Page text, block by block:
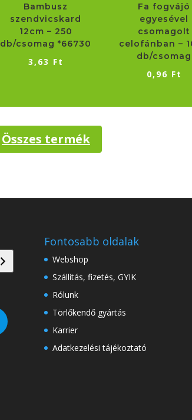
Bambusz
szendvicskard
12cm – 250
db/csomag *66730
3,63 Ft
Fa fogvájó
egyesével
csomagolt
celofánban –
db/csomag
0,96 Ft
Összes termék
Fontosabb oldalak
Webshop
Szállítás, fizetés, GYIK
Rólunk
Törlőkendő gyártás
Karrier
Adatkezelési tájékoztató